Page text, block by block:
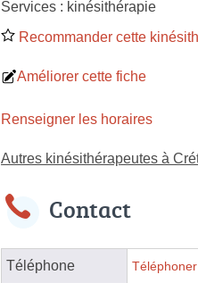
Services : kinésithérapie
Recommander cette
Améliorer cette fiche
Renseigner les horaires
Autres kinésithérapeutes à
Contact
Téléphone